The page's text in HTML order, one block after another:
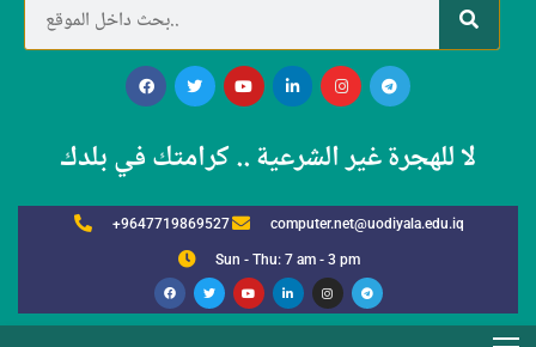
لا للهجرة غير الشرعية .. كرامتك في بلدك
+9647719869527 computer.net@uodiyala.edu.iq
Sun - Thu: 7 am - 3 pm